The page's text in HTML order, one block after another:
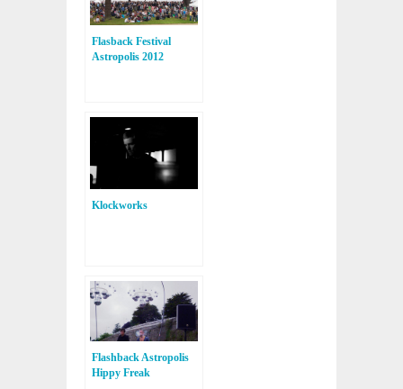
Flasback Festival
Astropolis 2012
Klockworks
Flashback Astropolis
Hippy Freak